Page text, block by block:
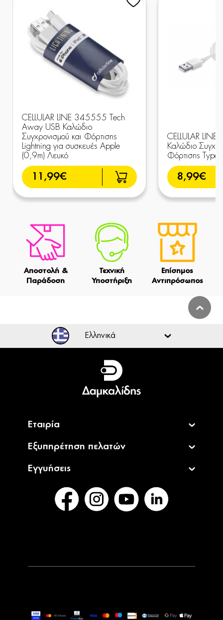
CELLULAR LINE 345555 Tech
Away USB Καλώδιο
Συγχρονισμού και Φόρτισης
Lightning για συσκευές Apple
(0,9m) Λευκό
11,99€
CELLULAR
Καλώδιο
Φόρτισης
8,99€
Αποστολή &
Παράδοση
Τεχνική
Υποστήριξη
Επίσημος
Αντιπρόσωπος
Ελληνικά
Ελληνικά
English
Εταιρία
Εξυπηρέτηση πελατών
Εγγυήσεις